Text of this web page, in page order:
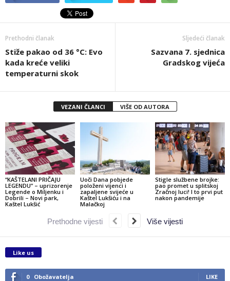
Prethodni članak
Stiže pakao od 36 °C: Evo
kada kreće veliki
temperaturni skok
Sljedeći članak
Sazvana 7. sjednica
Gradskog vijeća
VEZANI ČLANCI VIŠE OD AUTORA
“KAŠTELANI PRIČAJU
LEGENDU” – uprizorenje
Legende o Miljenku i
Dobrili – Novi park,
Kaštel Lukšić
Uoči Dana pobjede
položeni vijenci i
zapaljene svijeće u
Kaštel Lukšiću i na
Malačkoj
Stigle službene brojke:
pao promet u splitskoj
Zračnoj luci! I to prvi put
nakon pandemije
Prethodne vijesti Više vijesti
Like us
0 Obožavatelja LIKE